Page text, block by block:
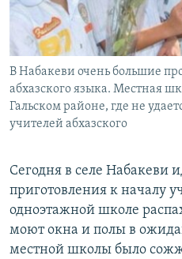
СПОРТ
МИР
БЛОГИ
ГОЛОСА
ЧИТАЕМ ПРЕССУ
АРХИВ РАДИОПРОГРАММЫ
Все сайты РСЕ/РС
В Набакеви очень большие
абхазского языка. Местная
Гальском районе, где не
учителей абхазского
Сегодня в селе Набакеви
приготовления к началу
одноэтажной школе
моют окна и полы в
местной школы было